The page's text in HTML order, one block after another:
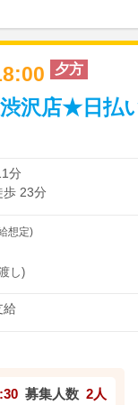
夕方
沢店★日払
分
歩 23分
想定)
し)
給
募集人数 2人